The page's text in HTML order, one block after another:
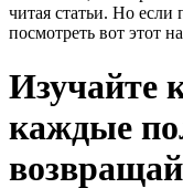
читая статьи. Но
посмотреть вот этот
Изучайте
каждые